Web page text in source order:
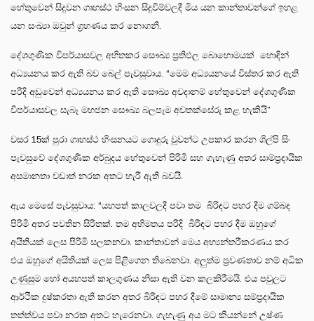
හේතුවෙන් සිදුවන ගෘහස්ථ හිංසන සිදුවීම්වලදී මිය යන කාන්තාවන්ගේ ඉහළ
යන සංඛ්‍යා ඔවුන් ග්‍රහණය කර නොගනී.
දේශගුණික විපර්යාසවල අහිතකර සෞඛ්‍ය ප්‍රතිඵල බොහොමයක් හොඳින්
අධ්‍යයනය කර ඇති බව බෙල් පැවසුවාය. “මෙම අධ්‍යයනයේ විස්තර කර ඇති
පරිදි අඩුවෙන් අධ්‍යයනය කර ඇති සෞඛ්‍ය අවදානම් හේතුවෙන් දේශගුණික
විපර්යාසවල සැබෑ මහජන සෞඛ්‍ය බලපෑම අවතක්සේරු කළ හැකියි”
වසර 15ක් පුරා ගෘහස්ථ හිංසනයට ගොදුරු වූවන්ට උපකාර කරන ශිල්පි සිං
පැවසුවේ දේශගුණික අර්බුදය හේතුවෙන් පිරිමි සහ ගැහැණු අතර සාම්ප්‍රදායික
අසමානතා වඩාත් නරක අතට හැරී ඇති බවයි.
ඇය මෙසේ පැවසුවාය: “යහපත් කාලවලදී පවා තම බිරිඳට පහර දීම ගම්බද
පිරිමි අතර පවතින සිරිතක්. තම අභිමතය පරිදි බිරිඳට පහර දීම ඔහුගේ
අයිතියක් ලෙස පිරිමි සලකනවා. කාන්තාවන් මෙය අභ්‍යන්තරීකරණය කර
එය ඔහුගේ අයිතියක් ලෙස පිළිගෙන තිබෙනවා. අලුත්ම ප්‍රවණතාව නම් අධික
උණුසුම හෝ අයහපත් කාලගුණය නිසා ඇති වන කලකිරීමයි. එය පවුලට
ආර්ථික දුෂ්කරතා ඇති කරන අතර බිරිඳට පහර දීමේ සාමාන්‍ය සම්ප්‍රදායික
තත්ත්වය පවා නරක අතට හැරෙනවා. ගැහැණු අය මට කියන්නේ උෂ්ණ